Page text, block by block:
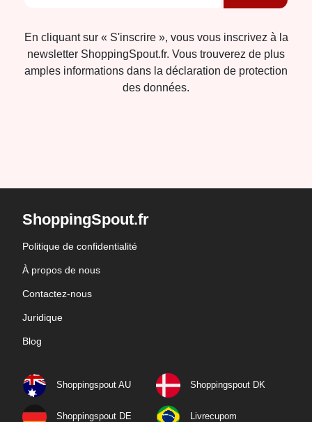
En cliquant sur « S'inscrire », vous vous inscrivez à la
newsletter ShoppingSpout.fr. Vous trouverez de plus
amples informations dans la déclaration de protection
des données.
ShoppingSpout.fr
Politique de confidentialité
À propos de nous
Contactez-nous
Juridique
Blog
Shoppingspout AU Shoppingspout DK
Shoppingspout DE Livrecupom